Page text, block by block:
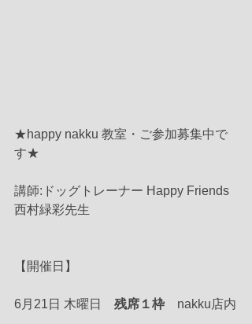
★happy nakku 教室・ご参加募集中で
す★
講師:ドッグトレーナー Happy Friends
西村緑彩先生
【開催日】
6月21日 木曜日 残席１枠 nakku店内